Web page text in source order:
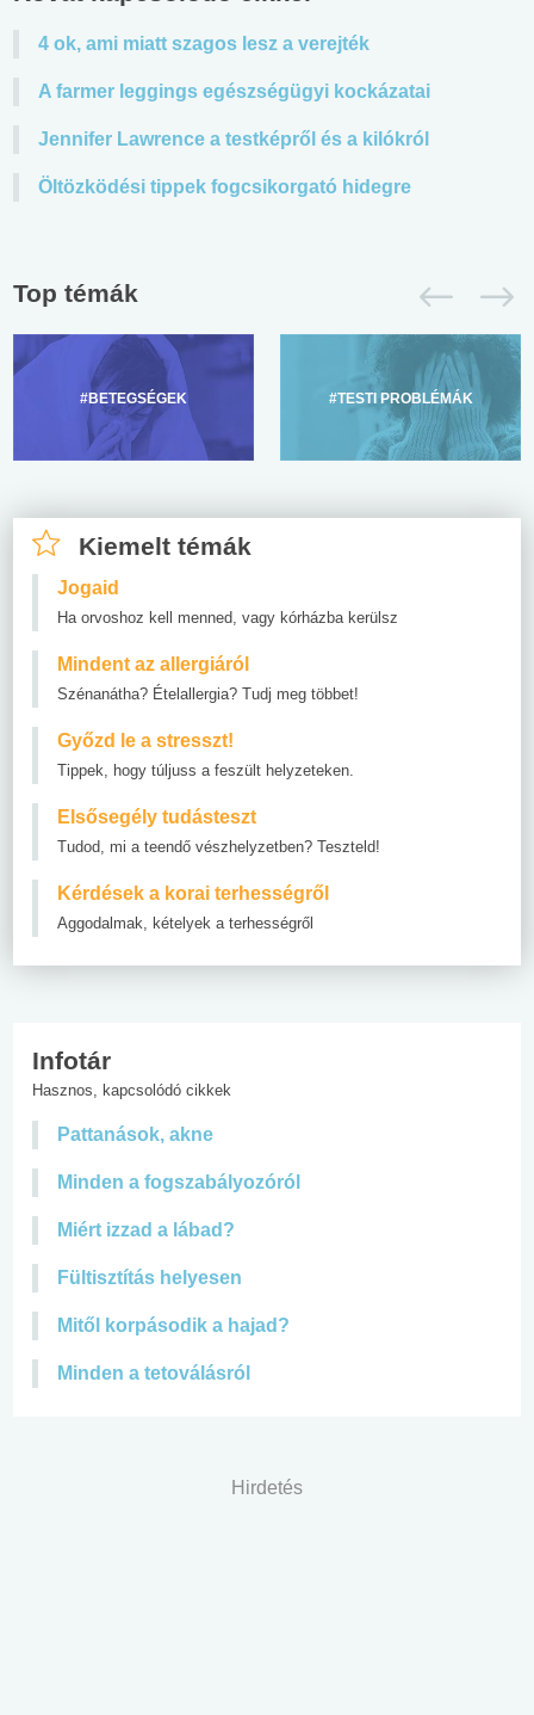
4 ok, ami miatt szagos lesz a verejték
A farmer leggings egészségügyi kockázatai
Jennifer Lawrence a testképről és a kilókról
Öltözködési tippek fogcsikorgató hidegre
Top témák
#BETEGSÉGEK #TESTI PROBLÉMÁK
Kiemelt témák
Jogaid
Ha orvoshoz kell menned, vagy kórházba kerülsz
Mindent az allergiáról
Szénanátha? Ételallergia? Tudj meg többet!
Győzd le a stresszt!
Tippek, hogy túljuss a feszült helyzeteken.
Elsősegély tudásteszt
Tudod, mi a teendő vészhelyzetben? Teszteld!
Kérdések a korai terhességről
Aggodalmak, kételyek a terhességről
Infotár
Hasznos, kapcsolódó cikkek
Pattanások, akne
Minden a fogszabályozóról
Miért izzad a lábad?
Fültisztítás helyesen
Mitől korpásodik a hajad?
Minden a tetoválásról
Hirdetés